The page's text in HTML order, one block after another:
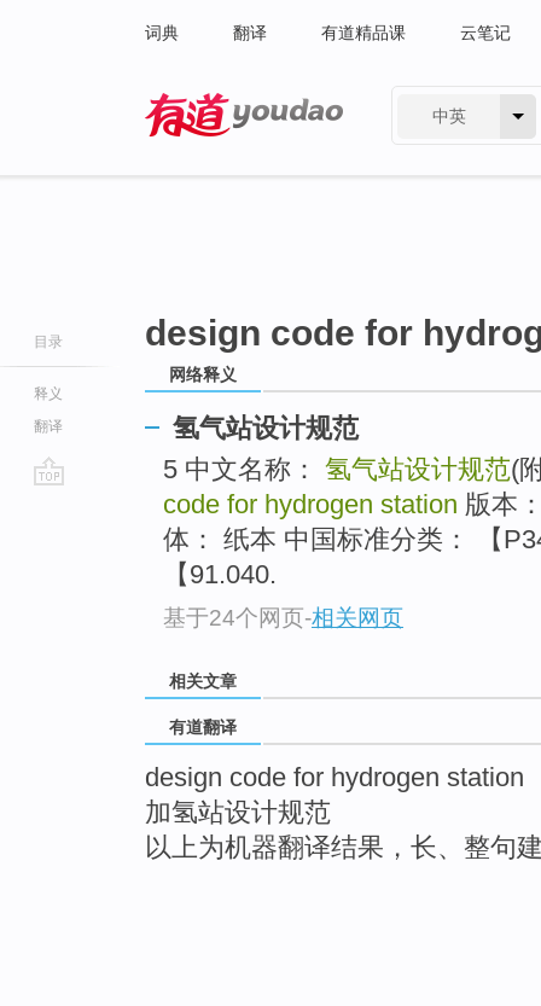
词典 翻译 有道精品课 云笔记
中英
目录
释义
翻译
design code for
网络释义
氢气站设计规范
5 中文名称： 氢气站设计规范(
code for hydrogen station 版本
体： 纸本 中国标准分类： 【
【91.040.
基于24个网页-相关网页
相关文章
有道翻译
design code for hydrogen station
加氢站设计规范
以上为机器翻译结果，长、整句